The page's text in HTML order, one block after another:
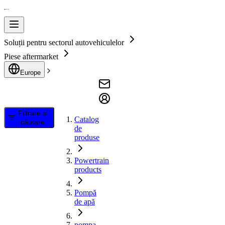
Soluții pentru sectorul autovehiculelor
Piese aftermarket
Europe
Filtrare și
căutare
Catalog
de
produse
Powertrain
products
Pompă
de apă